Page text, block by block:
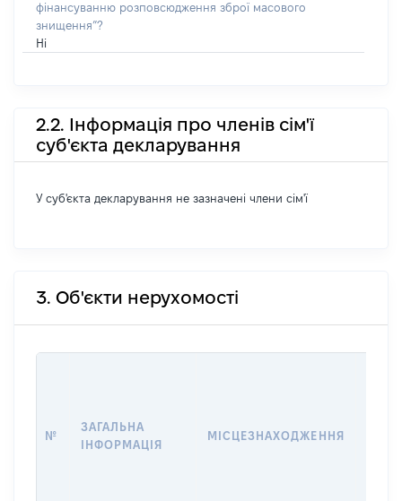
фінансуванню розповсюдження зброї масового
знищення”?
Ні
2.2. Інформація про членів сім'ї
суб'єкта декларування
У суб'єкта декларування не зазначені члени сім'ї
3. Об'єкти нерухомості
№
ЗАГАЛЬНА
ІНФОРМАЦІЯ
МІСЦЕЗНАХОДЖЕННЯ